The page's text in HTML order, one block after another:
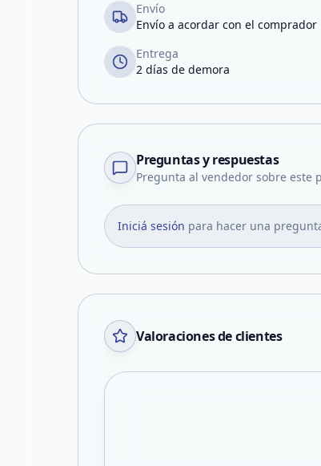
Envío
Envío a acordar con el comprador
Entrega
2 días de demora
Preguntas y respuestas
Pregunta al vendedor sobre este
Iniciá sesión para hacer una
Valoraciones de clientes